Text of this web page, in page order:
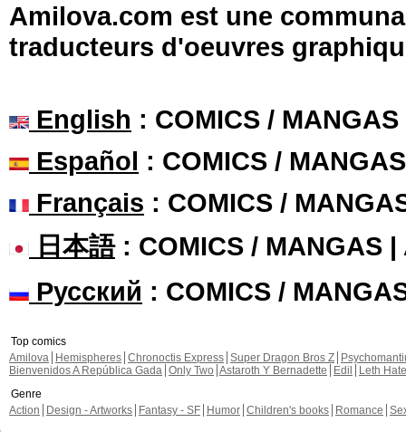
Amilova.com est une
traducteurs d'oeuvres
English : COMICS /
Español : COMICS /
Français : COMICS /
日本語: COMICS / MANGAS |
Русский : COMICS /
Top comics
Amilova
Hemispheres Chronoctis Express Super Dragon Bros Z
Bienvenidos A República Gada Only Two Astaroth Y Bernadette Edil
Leth Hate
Genre
Action
Design - Artworks Fantasy - SF Humor Children's books Romance